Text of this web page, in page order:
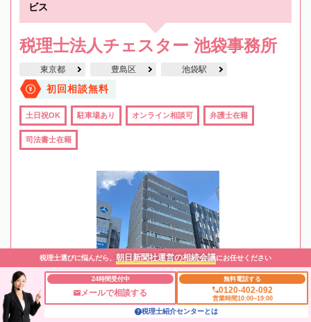
ビス
税理士法人チェスター 池袋事務所
東京都 豊島区 池袋駅
初回相談無料
土日祝OK 駐車場あり オンライン相談可 弁護士在籍
司法書士在籍
税理士選びに悩んだら、 朝日新聞社運営の相続会議にお任せください
24時間受付中
メールで相談する
無料電話する
0120-402-092
営業時間10:00~19:00
税理士紹介センターとは